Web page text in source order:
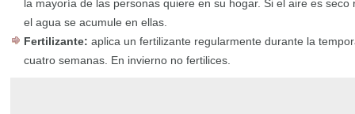
la mayoría de las personas quiere en su hogar. Si el aire es
el agua se acumule en ellas.
Fertilizante: aplica un fertilizante regularmente durante la
cuatro semanas. En invierno no fertilices.